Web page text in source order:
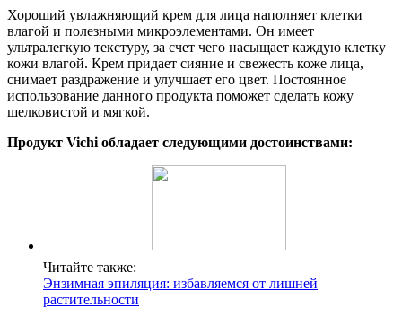
Хороший увлажняющий крем для лица наполняет клетки
влагой и полезными микроэлементами. Он имеет
ультралегкую текстуру, за счет чего насыщает каждую клетку
кожи влагой. Крем придает сияние и свежесть коже лица,
снимает раздражение и улучшает его цвет. Постоянное
использование данного продукта поможет сделать кожу
шелковистой и мягкой.
Продукт Vichi обладает следующими достоинствами:
Читайте также:
Энзимная эпиляция: избавляемся от лишней
растительности